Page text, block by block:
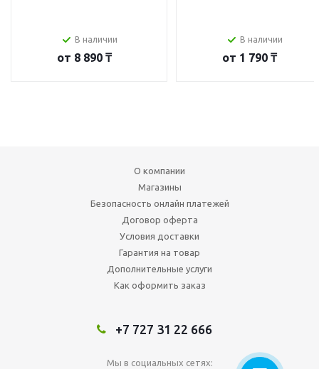
В наличии
от 8 890 ₸
В наличии
от 1 790 ₸
О компании
Магазины
Безопасность онлайн платежей
Договор оферта
Условия доставки
Гарантия на товар
Дополнительные услуги
Как оформить заказ
+7 727 31 22 666
Мы в социальных сетях: